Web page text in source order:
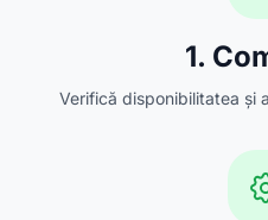
1.
Verifică disponibilitatea și